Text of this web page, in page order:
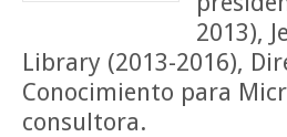
2013),
Library (2013-2016),
Conocimiento para
consultora.